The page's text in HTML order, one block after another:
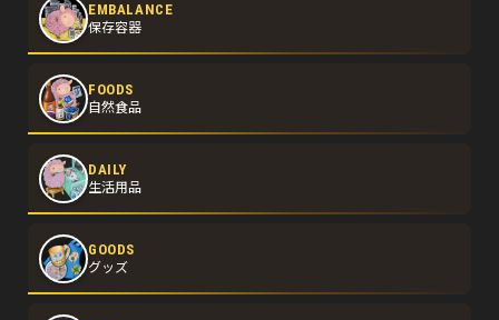
EMBALANCE
保存容器
FOODS
自然食品
DAILY
生活用品
GOODS
グッズ